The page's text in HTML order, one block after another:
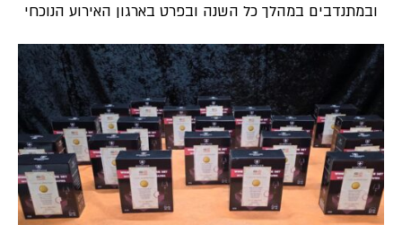
ובמתנדבים במהלך כל השנה ובפרט בארגון האירוע הנוכחי